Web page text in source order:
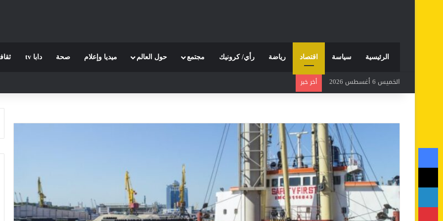
الرئيسية سياسة اقتصاد رياضة رأي/ كرونيك مجتمع حول العالم ميديا وإعلام صحة دابا tv
الخميس 6 أغسطس 2026 أخر خبر
لينكدإن
بينتيريست